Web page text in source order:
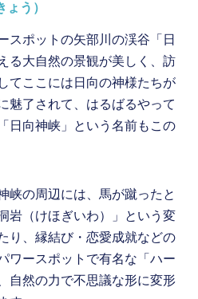
う）
スポットの矢部川の渓谷「日
る大自然の景観が美しく、訪
てここには日向の神様たちが
魅了されて、はるばるやって
日向神峡」という名前もこの
峡の周辺には、馬が蹴ったと
岩（けほぎいわ）」という変
り、縁結び・恋愛成就などの
ワースポットで有名な「ハー
自然の力で不思議な形に変形